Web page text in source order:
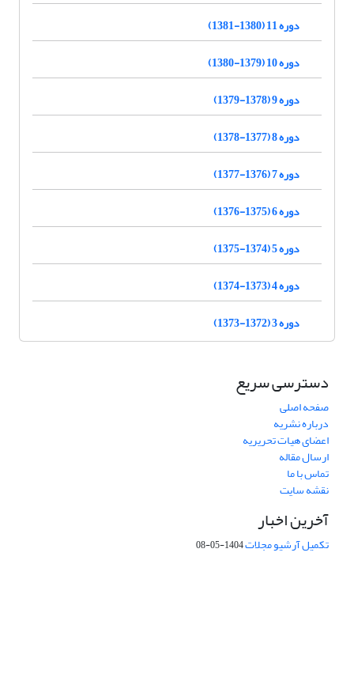
دوره 11 (1380-1381)
دوره 10 (1379-1380)
دوره 9 (1378-1379)
دوره 8 (1377-1378)
دوره 7 (1376-1377)
دوره 6 (1375-1376)
دوره 5 (1374-1375)
دوره 4 (1373-1374)
دوره 3 (1372-1373)
دسترسی سریع
صفحه اصلی
درباره نشریه
اعضای هیات تحریریه
ارسال مقاله
تماس با ما
نقشه سایت
آخرین اخبار
تکمیل آرشیو مجلات1404-05-08